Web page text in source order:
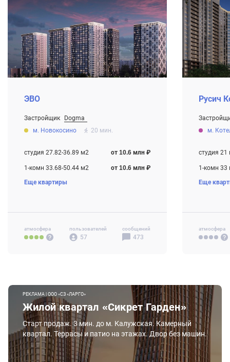
ЭВО
Застройщик
Dogma
Строится
м. Новокосино 20 мин.
студия 27.82-36.89 м2 от 10.6 млн ₽
1-комн 33.68-50.44 м2 от 10.6 млн ₽
2-комн 50.65-66.79 м2
Еще квартиры
атмосфера пользователей
57
сообщений
473
Русич
Строится
м.
студия 21
1-комн 33
2-комн 40
Еще
атмосфера
РЕКЛАМА | ООО «СЗ «ЛАРГО»
Жилой квартал «Сикрет Гарден»
Старт продаж. 3 мин. до м. Калужская. Камерный
квартал. Террасы и патио на этажах. Двор без машин.